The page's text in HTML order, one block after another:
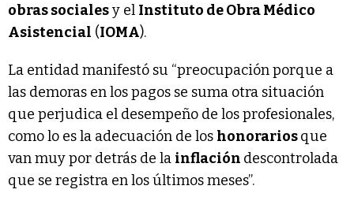
obras socialesy el Instituto de Obra Médico
Asistencial (IOMA).
La entidad manifestó su “preocupación porque a
las demoras en los pagos se suma otra situación
que perjudica el desempeño de los profesionales,
como lo es la adecuación de los honorariosque
van muy por detrás de la inflación descontrolada
que se registra en los últimos meses”.